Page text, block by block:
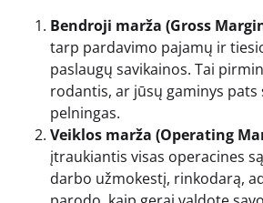
Bendroji marža (Gross
tarp pardavimo pajamų ir
paslaugų savikainos. Tai
rodantis, ar jūsų gaminys pats
pelningas.
Veiklos marža (Operating
įtraukiantis visas operacines
darbo užmokestį, rinkodarą,